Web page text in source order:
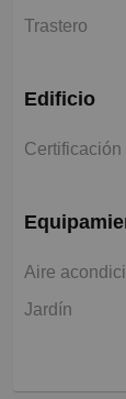
Trastero
Edificio
Aire
Jardín